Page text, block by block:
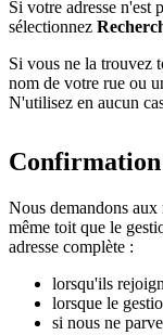
Si votre adresse n'est
sélectionnez
Si vous ne la trouvez
nom de votre rue ou
N'utilisez en aucun
Nous demandons
même toit que le
adresse complète :
lorsqu'ils
lorsque le
si nous ne